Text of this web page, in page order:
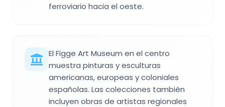
ferroviario hacia el oeste.
El Figge Art Museum en el centro
muestra pinturas y esculturas
americanas, europeas y coloniales
españolas. Las colecciones también
incluyen obras de artistas regionales